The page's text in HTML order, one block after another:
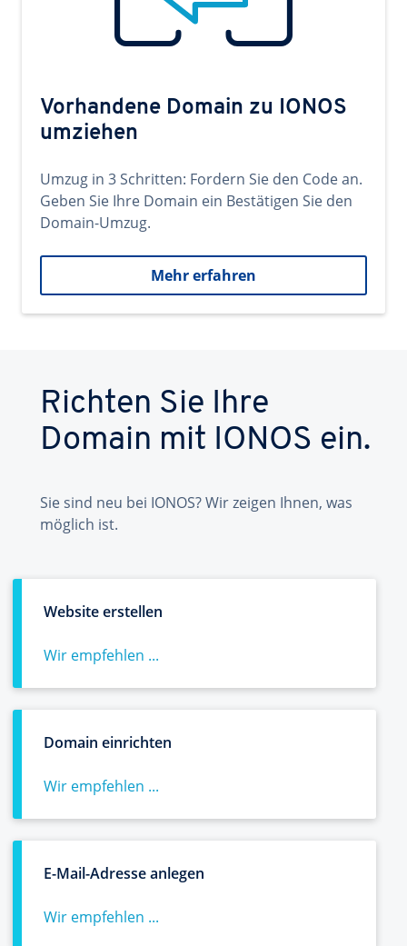
Vorhandene Domain zu IONOS
umziehen
Umzug in 3 Schritten: Fordern Sie den Code an.
Geben Sie Ihre Domain ein Bestätigen Sie den
Domain-Umzug.
Mehr erfahren
Richten Sie Ihre
Domain mit IONOS ein.
Sie sind neu bei IONOS? Wir zeigen Ihnen, was
möglich ist.
Website erstellen
Wir empfehlen ...
Domain einrichten
Wir empfehlen ...
E-Mail-Adresse anlegen
Wir empfehlen ...